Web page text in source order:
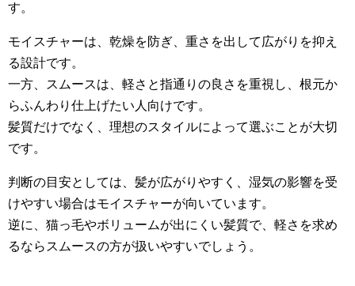
す。
モイスチャーは、乾燥を防ぎ、重さを出して広がりを抑え
る設計です。
一方、スムースは、軽さと指通りの良さを重視し、根元か
らふんわり仕上げたい人向けです。
髪質だけでなく、理想のスタイルによって選ぶことが大切
です。
判断の目安としては、髪が広がりやすく、湿気の影響を受
けやすい場合はモイスチャーが向いています。
逆に、猫っ毛やボリュームが出にくい髪質で、軽さを求め
るならスムースの方が扱いやすいでしょう。